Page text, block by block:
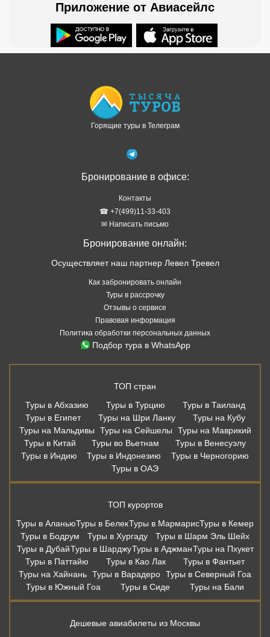
Приложение от Авиасейлс
Горящие туры в Телеграм
Бронирование в офисе:
Контакты
☎ +7(499)11-33-403
✉ Написать письмо
Бронирование онлайн:
Осуществляет наш партнер Левел Тревел
Как забронировать онлайн
Туры в рассрочку
Отзывы о сервисе
Правовая информация
Политика обработки персональных данных
Подбор тура в WhatsApp
ТОП стран
Туры в Абхазию
Туры в Турцию
Туры в Таиланд
Туры в Египет
Туры на Шри Ланку
Туры на Кубу
Туры на Мальдивы
Туры на Сейшелы
Туры на Маврикий
Туры в Китай
Туры во Вьетнам
Туры в Венесуэлу
Туры в Индию
Туры в Индонезию
Туры в Черногорию
Туры в ОАЭ
ТОП курортов
Туры в АланьюТуры в БелекТуры в МармарисТуры в Кемер
Туры в Бодрум
Туры в Хургаду
Туры в Шарм Эль Шейх
Туры в ДубайТуры в ШарджуТуры в АджманТуры на Пхукет
Туры в Паттайю
Туры в Као Лак
Туры в Фантьет
Туры на Хайнань Туры в Варадеро Туры в Северный Гоа
Туры в Южный Гоа
Туры в Сиде Туры на Бали
Дешевые авиабилеты из Москвы